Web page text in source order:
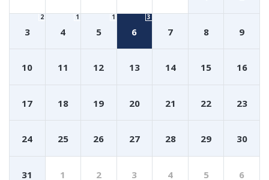
3
2
4
1
5
1
6
3
7 8 9
10 11 12 13 14 15 16
17 18 19 20 21 22 23
24 25 26 27 28 29 30
31 1 2 3 4 5 6